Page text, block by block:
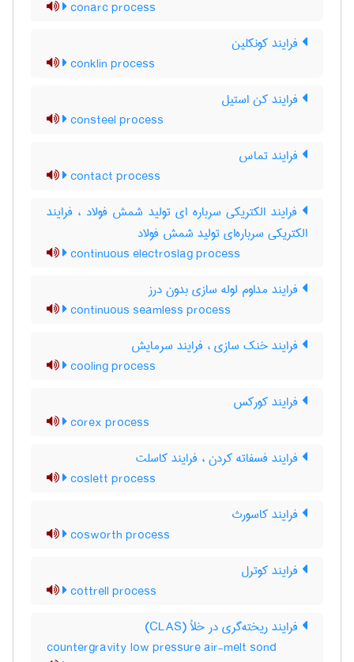
conarc process
فرایند کونکلین
conklin process
فرایند کن استیل
consteel process
فرایند تماس
contact process
فرایند الکتریکی سرباره ای تولید شمش فولاد ، فرایند
الکتریکی سرباره‌ای تولید شمش فولاد
continuous electroslag process
فرایند مداوم لوله سازی بدون درز
continuous seamless process
فرایند خنک سازی ، فرایند سرمایش
cooling process
فرایند کورکس
corex process
فرایند فسفاته کردن ، فرایند کاسلت
coslett process
فرایند کاسورث
cosworth process
فرایند کوترل
cottrell process
فرایند ریخته‌گری در خلأ (CLAS)
countergravity low pressure air-melt sond